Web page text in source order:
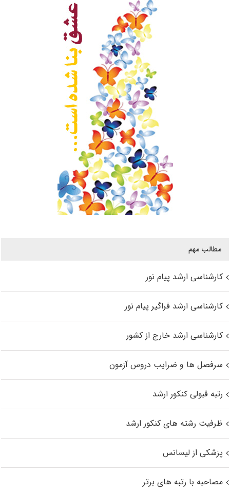
مطالب مهم
کارشناسی ارشد پیام نور
کارشناسی ارشد فراگیر پیام نور
کارشناسی ارشد خارج از کشور
سرفصل ها و ضرایب دروس آزمون
رتبه قبولی کنکور ارشد
ظرفیت رشته های کنکور ارشد
پزشکی از لیسانس
مصاحبه با رتبه های برتر